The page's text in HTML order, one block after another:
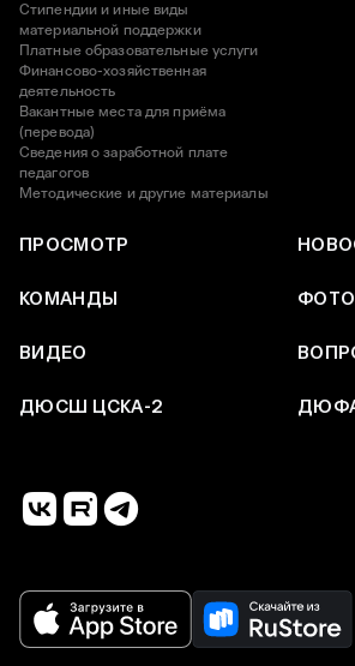
Стипендии и иные виды
материальной поддержки
Платные образовательные услуги
Финансово-хозяйственная
деятельность
Вакантные места для приёма
(перевода)
Сведения о заработной плате
педагогов
Методические и другие материалы
ПРОСМОТР
КОМАНДЫ ФОТО
ВИДЕО
ДЮСШ ЦСКА-2